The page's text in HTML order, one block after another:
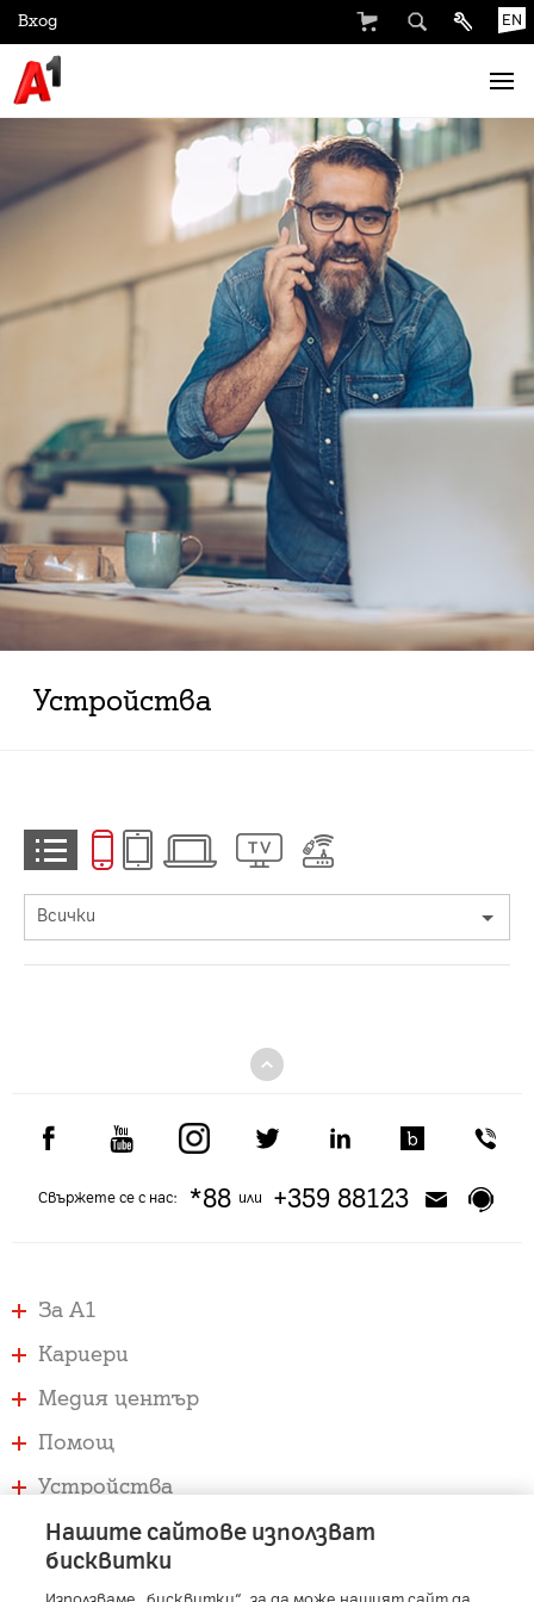
EN
Вход
Устройства
Свържете се с нас: *88или +359 88123
За А1
Кариери
Медия център
Помощ
Устройства
Услуги
Нашите сайтове използват
бисквитки